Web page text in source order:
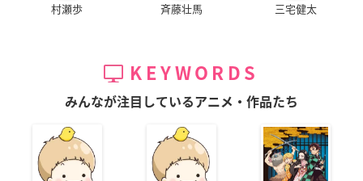
村瀬歩 斉藤壮馬 三宅健太
KEYWORDS
みんなが注目しているアニメ・作品たち